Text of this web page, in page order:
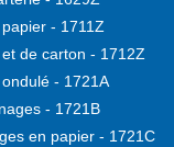
- 1711Z
de carton - 1712Z
- 1721A
- 1721B
en papier - 1721C